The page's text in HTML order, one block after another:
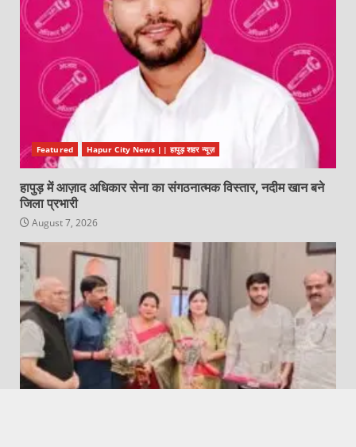
Featured Hapur City News || हापुड़ शहर न्यूज़
हापुड़ में आज़ाद अधिकार सेना का संगठनात्मक विस्तार, नदीम खान बने
जिला प्रभारी
August 7, 2026